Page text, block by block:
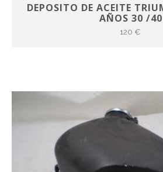
DEPOSITO DE ACEITE
AÑOS 30 /40
120 €